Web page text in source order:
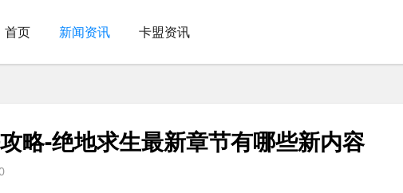
首页 新闻资讯 卡盟资讯
略-绝地求生最新章节有哪些新内容